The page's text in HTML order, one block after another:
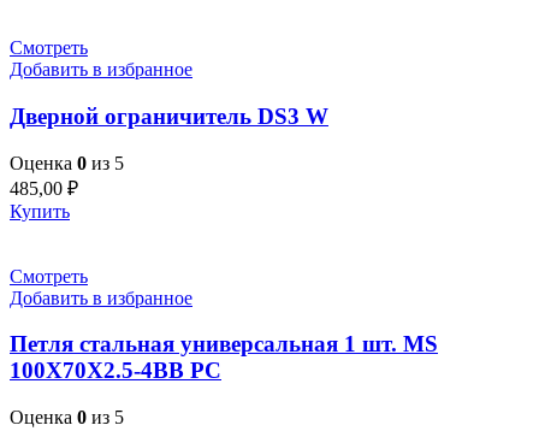
Смотреть
Добавить в избранное
Дверной ограничитель DS3 W
Оценка 0 из 5
485,00 ₽
Купить
Смотреть
Добавить в избранное
Петля стальная универсальная 1 шт. MS
100X70X2.5-4BB PC
Оценка 0 из 5